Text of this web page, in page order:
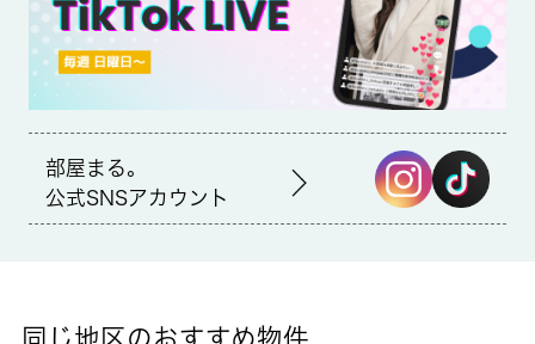
ら278mのところにあります。室内設備はエアコン・ロフトなど
が揃っているので、快適に過ごしやすいお部屋になります。より
多くの不動産情報をお求めなら、まずは 城南コミュニティまで
ご連絡ください。当社では、中央線国立を中心に多種多様な不動
産情報を取り扱っております。
部屋まる。
公式SNSアカウント
同じ地区のおすすめ物件